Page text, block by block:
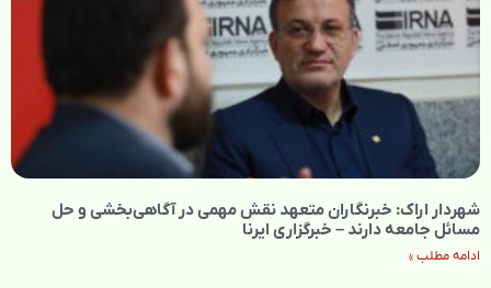
شهردار اراک: خبرنگاران متعهد نقش مهمی در آگاهی‌بخشی و حل
مسائل جامعه دارند – خبرگزاری ایرنا
ادامه مطلب »